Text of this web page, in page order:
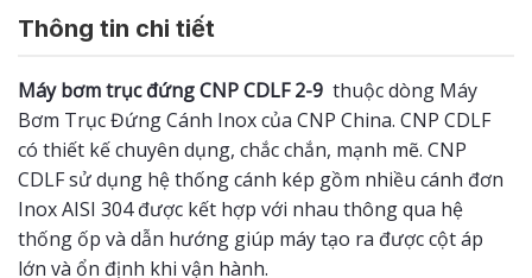
Thông tin chi tiết
Máy bơm trục đứng CNPCDLF 2-9 thuộc dòng Máy
Bơm Trục Đứng Cánh Inox của CNP China. CNP CDLF
có thiết kế chuyên dụng, chắc chắn, mạnh mẽ. CNP
CDLF sử dụng hệ thống cánh kép gồm nhiều cánh đơn
Inox AISI 304 được kết hợp với nhau thông qua hệ
thống ốp và dẫn hướng giúp máy tạo ra được cột áp
lớn và ổn định khi vận hành.